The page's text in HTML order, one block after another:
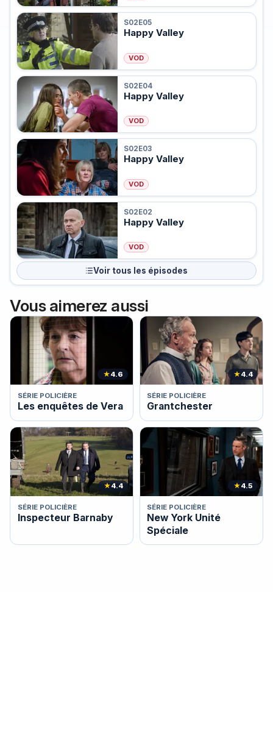
S02E05
Happy Valley
VOD
S02E04
Happy Valley
VOD
S02E03
Happy Valley
VOD
S02E02
Happy Valley
VOD
Voir tous les épisodes
Vous aimerez aussi
★4.6
SÉRIE POLICIÈRE
Les enquêtes de Vera
★4.4
SÉRIE POLICIÈRE
Grantchester
★4.4
SÉRIE POLICIÈRE
Inspecteur Barnaby
★4.5
SÉRIE POLICIÈRE
New York Unité
Spéciale